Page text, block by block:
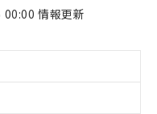
情報更新